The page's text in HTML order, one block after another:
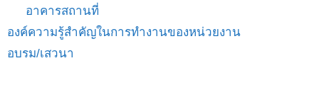
อาคารสถานที่
องค์ความรู้สำคัญในการทำงานของหน่วยงาน
อบรม/เสวนา